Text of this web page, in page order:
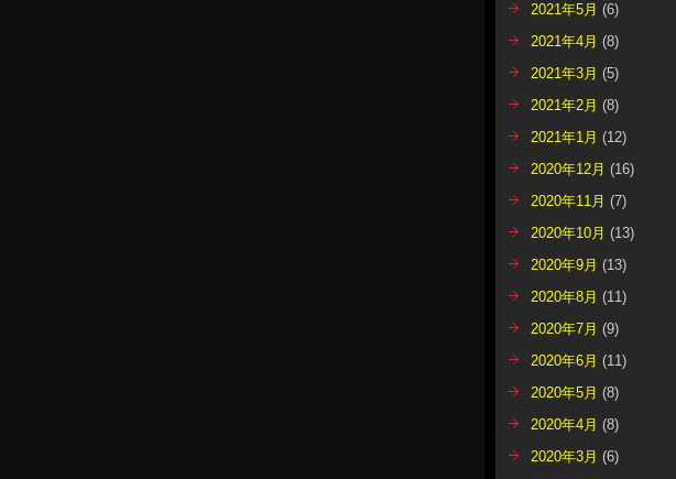
2021年5月 (6)
2021年4月 (8)
2021年3月 (5)
2021年2月 (8)
2021年1月 (12)
2020年12月 (16)
2020年11月 (7)
2020年10月 (13)
2020年9月 (13)
2020年8月 (11)
2020年7月 (9)
2020年6月 (11)
2020年5月 (8)
2020年4月 (8)
2020年3月 (6)